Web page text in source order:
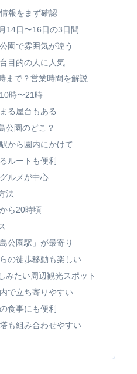
報をまず確認
14日〜16日の3日間
園で雰囲気が違う
目的の人に人気
まで？営業時間を解説
時〜21時
る屋台もある
公園のどこ？
から園内にかけて
ルートも便利
ルメが中心
法
ら20時頃
公園駅」が最寄り
の徒歩移動も楽しい
みたい周辺観光スポット
で立ち寄りやすい
食事にも便利
も組み合わせやすい